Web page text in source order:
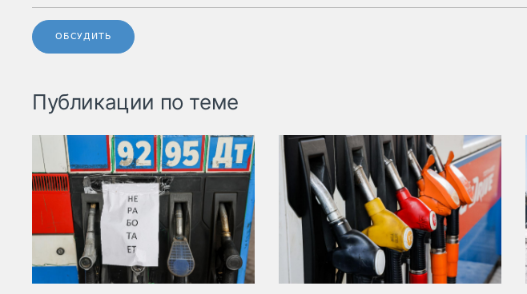
ОБСУДИТЬ
Публикации по теме